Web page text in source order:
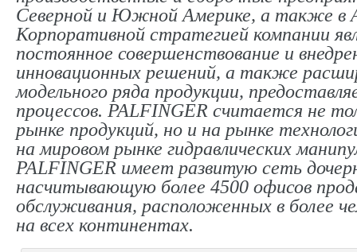
Северной и Южной Америке, а также в
Корпоративной стратегией компании
постоянное совершенствование и
инновационных решений, а также
модельного ряда продукции,
процессов. PALFINGER считается не
рынке продукций, но и на рынке
на мировом рынке гидравлических
PALFINGER имеет развитую сеть
насчитывающую более 4500 офисов
обслуживания, расположенных в более
на всех континентах.